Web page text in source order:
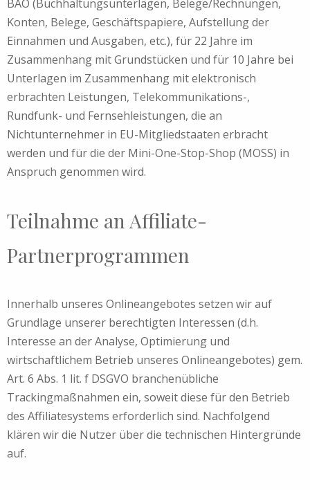
BAO (Buchhaltungsunterlagen, Belege/Rechnungen,
Konten, Belege, Geschäftspapiere, Aufstellung der
Einnahmen und Ausgaben, etc.), für 22 Jahre im
Zusammenhang mit Grundstücken und für 10 Jahre bei
Unterlagen im Zusammenhang mit elektronisch
erbrachten Leistungen, Telekommunikations-,
Rundfunk- und Fernsehleistungen, die an
Nichtunternehmer in EU-Mitgliedstaaten erbracht
werden und für die der Mini-One-Stop-Shop (MOSS) in
Anspruch genommen wird.
Teilnahme an Affiliate-
Partnerprogrammen
Innerhalb unseres Onlineangebotes setzen wir auf
Grundlage unserer berechtigten Interessen (d.h.
Interesse an der Analyse, Optimierung und
wirtschaftlichem Betrieb unseres Onlineangebotes) gem.
Art. 6 Abs. 1 lit. f DSGVO branchenübliche
Trackingmaßnahmen ein, soweit diese für den Betrieb
des Affiliatesystems erforderlich sind. Nachfolgend
klären wir die Nutzer über die technischen Hintergründe
auf.